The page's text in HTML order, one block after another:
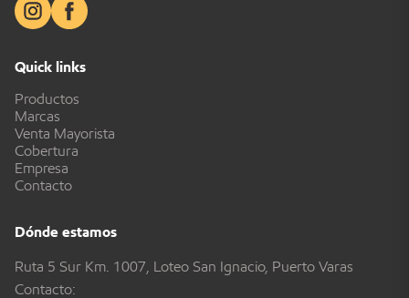
Quick links
Productos
Marcas
Venta Mayorista
Cobertura
Empresa
Contacto
Dónde estamos
Ruta 5 Sur Km. 1007, Loteo San Ignacio, Puerto Varas
Contacto: